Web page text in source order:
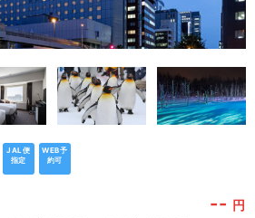
JAL便
指定
WEB予
約可
-- 円